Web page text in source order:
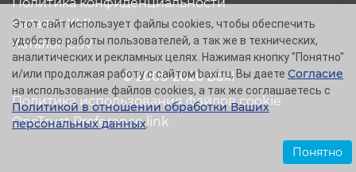
© 2005-2026 Baxi
Каталог XML
Каталог CSV
Политика использования файлов cookie
OneTrust Preference link
Этот сайт использует файлы cookies, чтобы обеспечить
удобство работы пользователей, а так же в технических,
аналитических и рекламных целях. Нажимая кнопку "Понятно"
и/или продолжая работу с сайтом baxi.ru, Вы даете Согласие
на использование файлов cookies, а так же соглашаетесь с
Политикой в отношении обработки Ваших
персональных данных.
Понятно